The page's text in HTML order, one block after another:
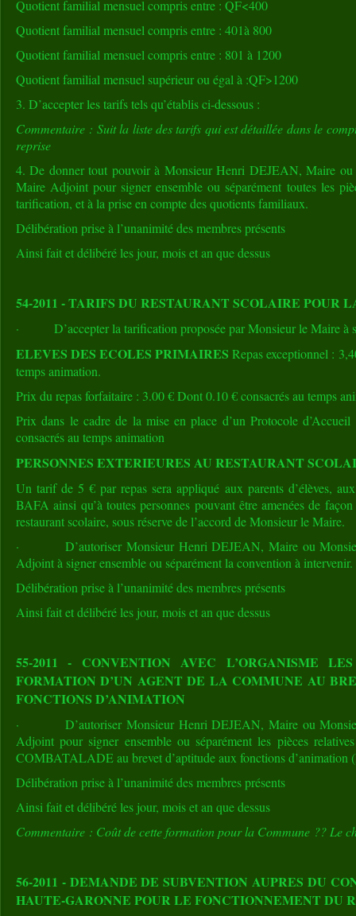
Quotient familial mensuel compris entre : QF<400
Quotient familial mensuel compris entre : 401à 800
Quotient familial mensuel compris entre : 801 à 1200
Quotient familial mensuel supérieur ou égal à :QF>1200
3. D’accepter les tarifs tels qu’établis ci-dessous :
Commentaire : Suit la liste des tarifs qui est détaillée dans le
reprise
4. De donner tout pouvoir à Monsieur Henri DEJEAN, Maire
Maire Adjoint pour signer ensemble ou séparément toutes les
tarification, et à la prise en compte des quotients familiaux.
Délibération prise à l’unanimité des membres présents
Ainsi fait et délibéré les jour, mois et an que dessus
54-2011 - TARIFS DU RESTAURANT SCOLAIRE POUR
· D’accepter la tarification proposée par Monsieur le Maire à
ELEVES DES ECOLES PRIMAIRES Repas exceptionnel :
temps animation.
Prix du repas forfaitaire : 3.00 € Dont 0.10 € consacrés au temps
Prix dans le cadre de la mise en place d’un Protocole
consacrés au temps animation
PERSONNES EXTERIEURES AU RESTAURANT
Un tarif de 5 € par repas sera appliqué aux parents d’élèves,
BAFA ainsi qu’à toutes personnes pouvant être amenées de
restaurant scolaire, sous réserve de l’accord de Monsieur le Maire.
· D’autoriser Monsieur Henri DEJEAN, Maire ou
Adjoint à signer ensemble ou séparément la convention à intervenir.
Délibération prise à l’unanimité des membres présents
Ainsi fait et délibéré les jour, mois et an que dessus
55-2011 - CONVENTION AVEC L’ORGANISME
FORMATION D’UN AGENT DE LA COMMUNE AU
FONCTIONS D’ANIMATION
· D’autoriser Monsieur Henri DEJEAN, Maire ou
Adjoint pour signer ensemble ou séparément les pièces
COMBATALADE au brevet d’aptitude aux fonctions d’animation
Délibération prise à l’unanimité des membres présents
Ainsi fait et délibéré les jour, mois et an que dessus
Commentaire : Coût de cette formation pour la Commune ?? Le
56-2011 - DEMANDE DE SUBVENTION AUPRES DU
HAUTE-GARONNE POUR LE FONCTIONNEMENT DU